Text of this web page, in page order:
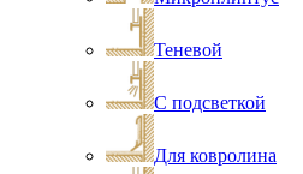
Теневой
С подсветкой
Для ковролина